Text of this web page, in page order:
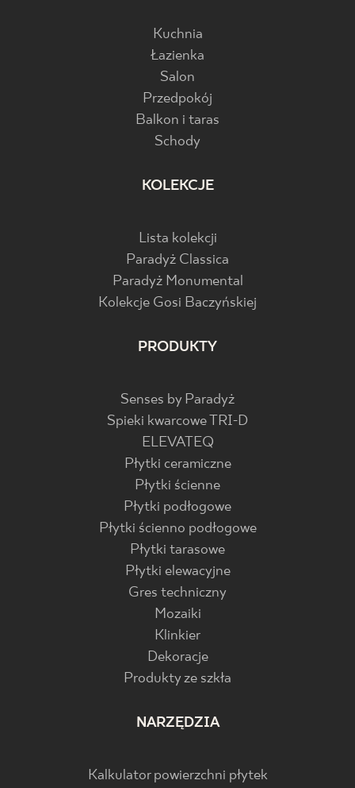
Kuchnia
Łazienka
Salon
Przedpokój
Balkon i taras
Schody
KOLEKCJE
Lista kolekcji
Paradyż Classica
Paradyż Monumental
Kolekcje Gosi Baczyńskiej
PRODUKTY
Senses by Paradyż
Spieki kwarcowe TRI-D
ELEVATEQ
Płytki ceramiczne
Płytki ścienne
Płytki podłogowe
Płytki ścienno podłogowe
Płytki tarasowe
Płytki elewacyjne
Gres techniczny
Mozaiki
Klinkier
Dekoracje
Produkty ze szkła
NARZĘDZIA
Kalkulator powierzchni płytek